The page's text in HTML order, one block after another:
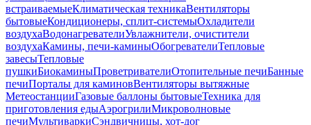
встраиваемыеКлиматическая техникаВентиляторы
бытовыеКондиционеры, сплит-системыОхладители
воздухаВодонагревателиУвлажнители, очистители
воздухаКамины, печи-каминыОбогревателиТепловые
завесыТепловые
пушкиБиокаминыПроветривателиОтопительные печиБанные
печиПорталы для каминовВентиляторы вытяжные
МетеостанцииГазовые баллоны бытовыеТехника для
приготовления едыАэрогрилиМикроволновые
печиМультиваркиСэндвичницы, хот-дог